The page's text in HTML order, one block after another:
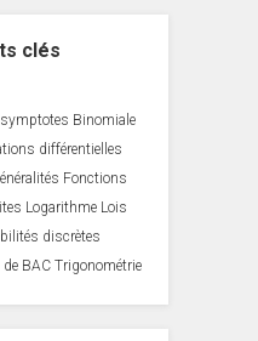
clés
Binomiale
différentielles
Fonctions
Logarithme Lois
discrètes
BAC Trigonométrie